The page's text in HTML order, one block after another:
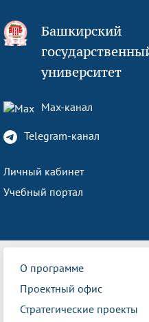
Башкирский
университет
Max-канал
Telegram-канал
Личный кабинет
Учебный портал
О программе
Проектный офис
Стратегические проекты